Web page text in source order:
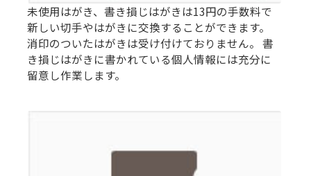
未使用はがき、書き損じはがきは13円の手数料で
新しい切手やはがきに交換することができます。
消印のついたはがきは受け付けておりません。 書
き損じはがきに書かれている個人情報には充分に
留意し作業します。